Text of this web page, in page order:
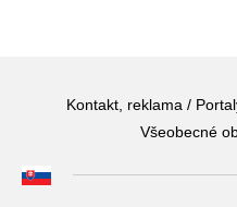
Kontakt, reklama /
Všeobecné